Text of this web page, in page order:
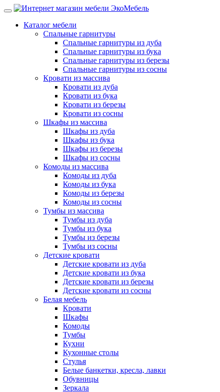
Каталог мебели
Спальные гарнитуры
Спальные гарнитуры из дуба
Спальные гарнитуры из бука
Спальные гарнитуры из березы
Спальные гарнитуры из сосны
Кровати из массива
Кровати из дуба
Кровати из бука
Кровати из березы
Кровати из сосны
Шкафы из массива
Шкафы из дуба
Шкафы из бука
Шкафы из березы
Шкафы из сосны
Комоды из массива
Комоды из дуба
Комоды из бука
Комоды из березы
Комоды из сосны
Тумбы из массива
Тумбы из дуба
Тумбы из бука
Тумбы из березы
Тумбы из сосны
Детские кровати
Детские кровати из дуба
Детские кровати из бука
Детские кровати из березы
Детские кровати из сосны
Белая мебель
Кровати
Шкафы
Комоды
Тумбы
Кухни
Кухонные столы
Стулья
Белые банкетки, кресла, лавки
Обувницы
Зеркала